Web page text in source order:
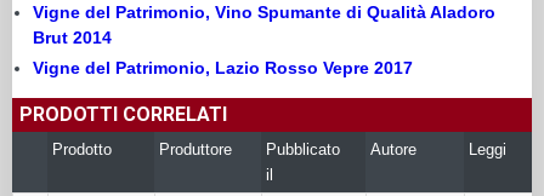
Vigne del Patrimonio, Vino Spumante di Qualità Aladoro
Brut 2014
Vigne del Patrimonio, Lazio Rosso Vepre 2017
PRODOTTI CORRELATI
Prodotto Produttore
Pubblicato
il
Autore Leggi